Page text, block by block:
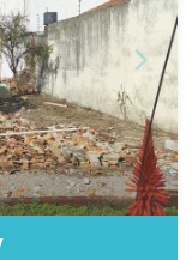
conhecer este
seu novo